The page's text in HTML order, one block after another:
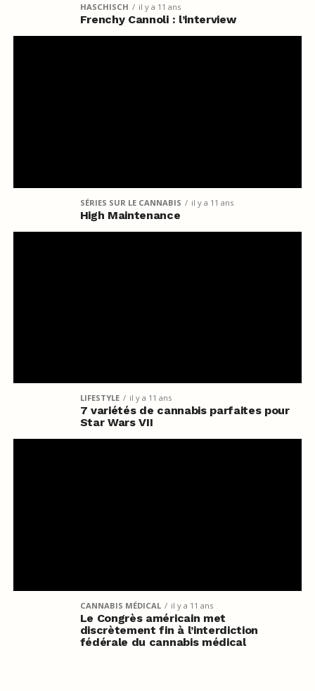
HASCHISCH il y a 11 ans
Frenchy Cannoli : l’interview
SÉRIES SUR LE CANNABIS il y a 11 ans
High Maintenance
LIFESTYLE il y a 11 ans
7 variétés de cannabis parfaites pour
Star Wars VII
CANNABIS MÉDICAL il y a 11 ans
Le Congrès américain met
discrètement fin à l’interdiction
fédérale du cannabis médical